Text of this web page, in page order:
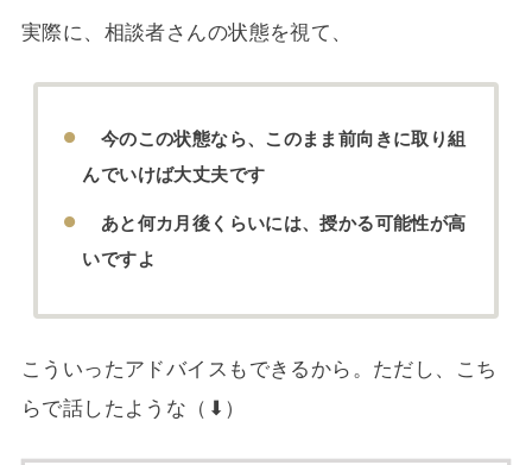
実際に、相談者さんの状態を視て、
今のこの状態なら、このまま前向きに取り組
んでいけば大丈夫です
あと何カ月後くらいには、授かる可能性が高
いですよ
こういったアドバイスもできるから。ただし、こち
らで話したような（⬇）